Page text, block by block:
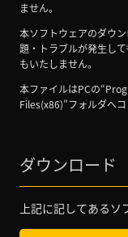
ません。
本ソフトウェアのダウ
題・トラブルが発生し
もいたしません。
本ファイルはPCの
Files(x86)”フォルダへ
ダウンロード
上記に記してある